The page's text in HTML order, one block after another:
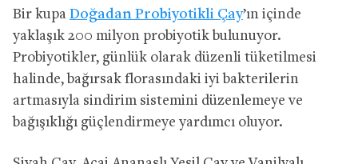
Bir kupa Doğadan Probiyotikli Çay’ın içinde
yaklaşık 200 milyon probiyotik bulunuyor.
Probiyotikler, günlük olarak düzenli tüketilmesi
halinde, bağırsak florasındaki iyi bakterilerin
artmasıyla sindirim sistemini düzenlemeye ve
bağışıklığı güçlendirmeye yardımcı oluyor.